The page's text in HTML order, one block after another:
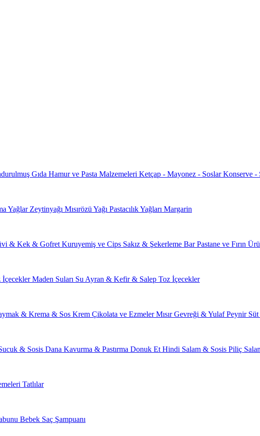
Gıda Hamur ve Pasta Malzemeleri Ketçap - Mayonez - SoslarKonserve -
Yağlar Zeytinyağı Mısırözü Yağı Pastacılık Yağları Margarin
& Kek & Gofret Kuruyemiş ve Cips Sakız & Şekerleme BarPastane ve Fırın
İçeceklerMaden Suları Su Ayran & Kefir & Salep Toz İçecekler
& Krema & Sos Krem Çikolata ve EzmelerMısır Gevreği & YulafPeynir
& Sosis Dana Kavurma & Pastırma Donuk Et Hindi Salam & Sosis Piliç
Tatlılar
Bebek Saç Şampuanı